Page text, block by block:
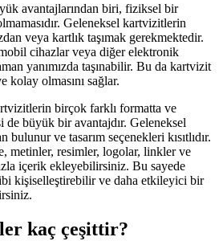
avantajlarından biri, fiziksel bir
Geleneksel kartvizitlerin
veya kartlık taşımak gerekmektedir.
cihazlar veya diğer elektronik
yanımızda taşınabilir. Bu da kartvizit
kolay olmasını sağlar.
birçok farklı formatta ve
de büyük bir avantajdır. Geleneksel
bulunur ve tasarım seçenekleri kısıtlıdır.
metinler, resimler, logolar, linkler ve
içerik ekleyebilirsiniz. Bu sayede
kişiselleştirebilir ve daha etkileyici bir
kaç çeşittir?